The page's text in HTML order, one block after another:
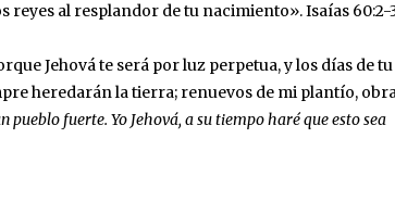
reyes al resplandor de tu nacimiento». Isaías‬ ‭60:2-
Jehová te será por luz perpetua, y los días de
heredarán la tierra; renuevos de mi plantío,
pueblo fuerte. Yo Jehová, a su tiempo haré que esto sea